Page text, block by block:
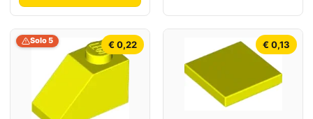
€ 0,22
Solo 5 € 0,13